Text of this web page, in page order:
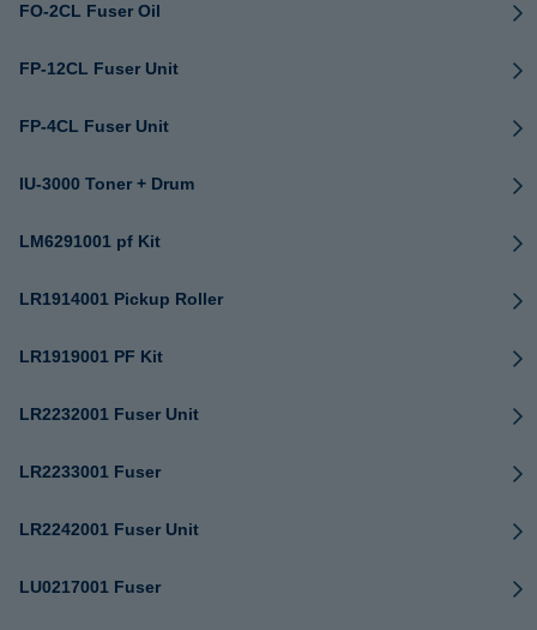
FO-2CL Fuser Oil
FP-12CL Fuser Unit
FP-4CL Fuser Unit
IU-3000 Toner + Drum
LM6291001 pf Kit
LR1914001 Pickup Roller
LR1919001 PF Kit
LR2232001 Fuser Unit
LR2233001 Fuser
LR2242001 Fuser Unit
LU0217001 Fuser